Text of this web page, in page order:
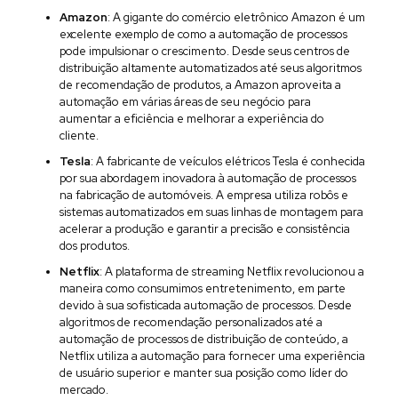
Amazon: A gigante do comércio eletrônico Amazon é um
excelente exemplo de como a automação de processos
pode impulsionar o crescimento. Desde seus centros de
distribuição altamente automatizados até seus algoritmos
de recomendação de produtos, a Amazon aproveita a
automação em várias áreas de seu negócio para
aumentar a eficiência e melhorar a experiência do
cliente.
Tesla: A fabricante de veículos elétricos Tesla é conhecida
por sua abordagem inovadora à automação de processos
na fabricação de automóveis. A empresa utiliza robôs e
sistemas automatizados em suas linhas de montagem para
acelerar a produção e garantir a precisão e consistência
dos produtos.
Netflix: A plataforma de streaming Netflix revolucionou a
maneira como consumimos entretenimento, em parte
devido à sua sofisticada automação de processos. Desde
algoritmos de recomendação personalizados até a
automação de processos de distribuição de conteúdo, a
Netflix utiliza a automação para fornecer uma experiência
de usuário superior e manter sua posição como líder do
mercado.